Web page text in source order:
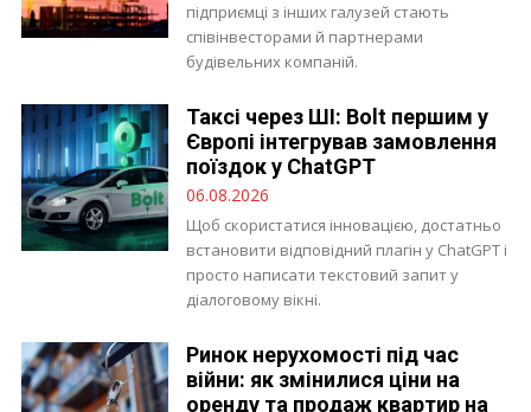
підприємці з інших галузей стають
співінвесторами й партнерами
будівельних компаній.
Таксі через ШІ: Bolt першим у
Європі інтегрував замовлення
поїздок у ChatGPT
06.08.2026
Щоб скористатися інновацією, достатньо
встановити відповідний плагін у ChatGPT і
просто написати текстовий запит у
діалоговому вікні.
Ринок нерухомості під час
війни: як змінилися ціни на
оренду та продаж квартир на